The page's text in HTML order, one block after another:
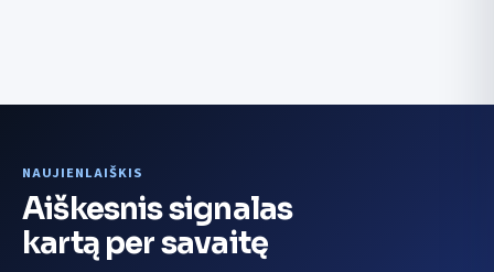
NAUJIENLAIŠKIS
Aiškesnis signalas
kartą per savaitę